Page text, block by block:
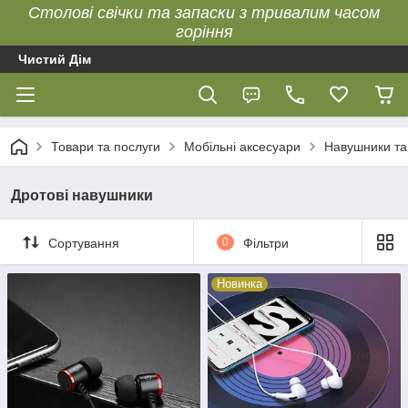
Столові свічки та запаски з тривалим часом
горіння
Чистий Дім
Товари та послуги Мобільні аксесуари Навушники та
Дротові навушники
Сортування 0 Фільтри
Новинка